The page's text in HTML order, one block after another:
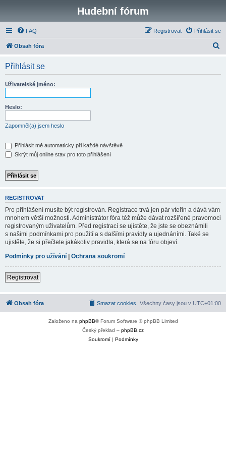
Hudební fórum
FAQ Přihlásit se
Registrovat
Obsah fóra
Přihlásit se
Uživatelské jméno:
Heslo:
Zapomněl(a) jsem heslo
Přihlásit mě automaticky při každé návštěvě
Skrýt můj online stav pro toto přihlášení
REGISTROVAT
Pro přihlášení musíte být registrován. Registrace trvá jen pár vteřin a dává vám
mnohem větší možnosti. Administrátor fóra též může dávat rozšířené pravomoci
registrovaným uživatelům. Před registrací se ujistěte, že jste se obeznámili
s našimi podmínkami pro použití a s dalšími pravidly a ujednáními. Také se
ujistěte, že si přečtete jakákoliv pravidla, která se na fóru objeví.
Podmínky pro užívání | Ochrana soukromí
Registrovat
Obsah fóra Všechny časy jsou v UTC+01:00
Smazat cookies
Založeno na phpBB® Forum Software © phpBB Limited
Český překlad – phpBB.cz
Soukromí| Podmínky